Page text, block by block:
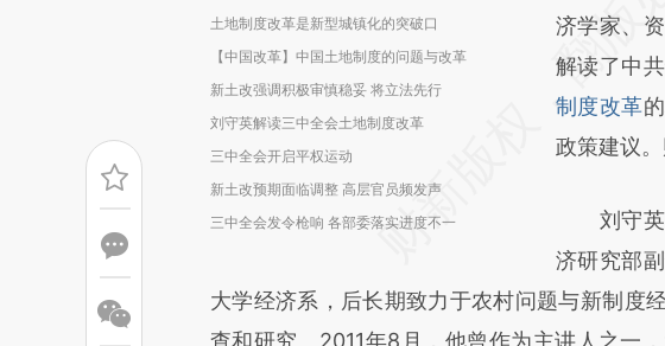
土地制度改革是新型城镇化的突破口
【中国改革】中国土地制度的问题与改革
新土改强调积极审慎稳妥 将立法先行
刘守英解读三中全会土地制度改革
三中全会开启平权运动
新土改预期面临调整 高层官员频发声
三中全会发令枪响 各部委落实进度不一
[https://
(https://
成，可能
新观点和
济学家、
解读了中
制度改革
政策建议
刘守英
济研究部
大学经济系，后长期致力于农村问题与新制度
查和研究。2011年8月，他曾作为主讲人之一